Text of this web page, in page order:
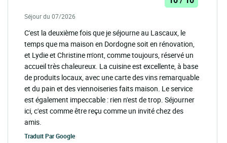
Séjour du 07/2026
C'est la deuxième fois que je séjourne au Lascaux, le
temps que ma maison en Dordogne soit en rénovation,
et Lydie et Christine m'ont, comme toujours, réservé un
accueil très chaleureux. La cuisine est excellente, à base
de produits locaux, avec une carte des vins remarquable
et du pain et des viennoiseries faits maison. Le service
est également impeccable : rien n'est de trop. Séjourner
ici, c'est comme être reçu comme un invité chez des
amis.
Traduit ParGoogle